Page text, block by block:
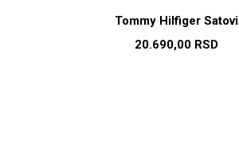
Tommy Hilfiger Satovi
20.690,00 RSD